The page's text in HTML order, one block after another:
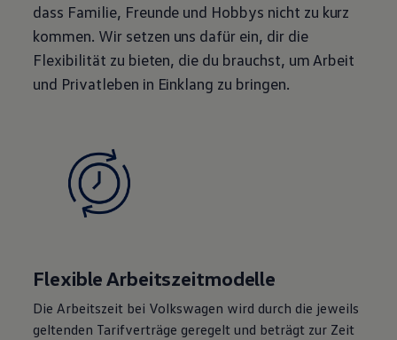
dass Familie, Freunde und Hobbys nicht zu kurz
kommen. Wir setzen uns dafür ein, dir die
Flexibilität zu bieten, die du brauchst, um Arbeit
und Privatleben in Einklang zu bringen.
Flexible Arbeitszeitmodelle
Die Arbeitszeit bei Volkswagen wird durch die jeweils
geltenden Tarifverträge geregelt und beträgt zur Zeit